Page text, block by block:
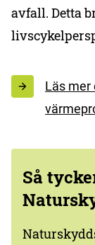
avfall. Detta
Läs mer
Så